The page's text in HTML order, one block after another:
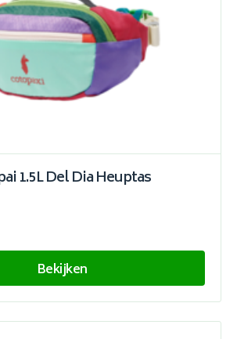
1.5L Del Dia Heuptas
Bekijken